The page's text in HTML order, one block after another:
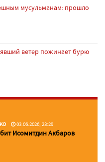
мусульманам: прошло
ветер пожинает бурю
03.06.2026, 23:29
Исомитдин Акбаров